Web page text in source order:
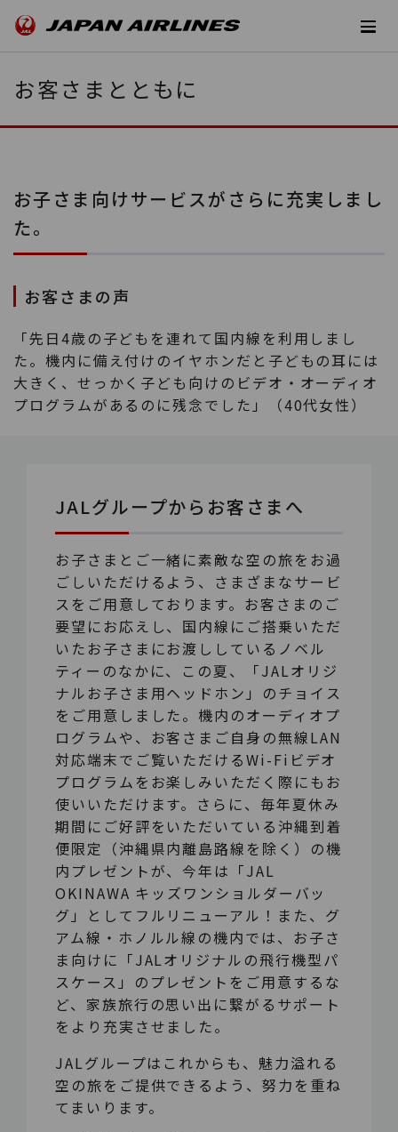
お客さまとともに
お子さま向けサービスがさらに充実しまし
た。
お客さまの声
「先日4歳の子どもを連れて国内線を利用しまし
た。機内に備え付けのイヤホンだと子どもの耳には
大きく、せっかく子ども向けのビデオ・オーディオ
プログラムがあるのに残念でした」（40代女性）
JALグループからお客さまへ
お子さまとご一緒に素敵な空の旅をお過
ごしいただけるよう、さまざまなサービ
スをご用意しております。お客さまのご
要望にお応えし、国内線にご搭乗いただ
いたお子さまにお渡ししているノベル
ティーのなかに、この夏、「JALオリジ
ナルお子さま用ヘッドホン」のチョイス
をご用意しました。機内のオーディオプ
ログラムや、お客さまご自身の無線LAN
対応端末でご覧いただけるWi-Fiビデオ
プログラムをお楽しみいただく際にもお
使いいただけます。さらに、毎年夏休み
期間にご好評をいただいている沖縄到着
便限定（沖縄県内離島路線を除く）の機
内プレゼントが、今年は「JAL
OKINAWA キッズワンショルダーバッ
グ」としてフルリニューアル！また、グ
アム線・ホノルル線の機内では、お子さ
ま向けに「JALオリジナルの飛行機型パ
スケース」のプレゼントをご用意するな
ど、家族旅行の思い出に繋がるサポート
をより充実させました。
JALグループはこれからも、魅力溢れる
空の旅をご提供できるよう、努力を重ね
てまいります。